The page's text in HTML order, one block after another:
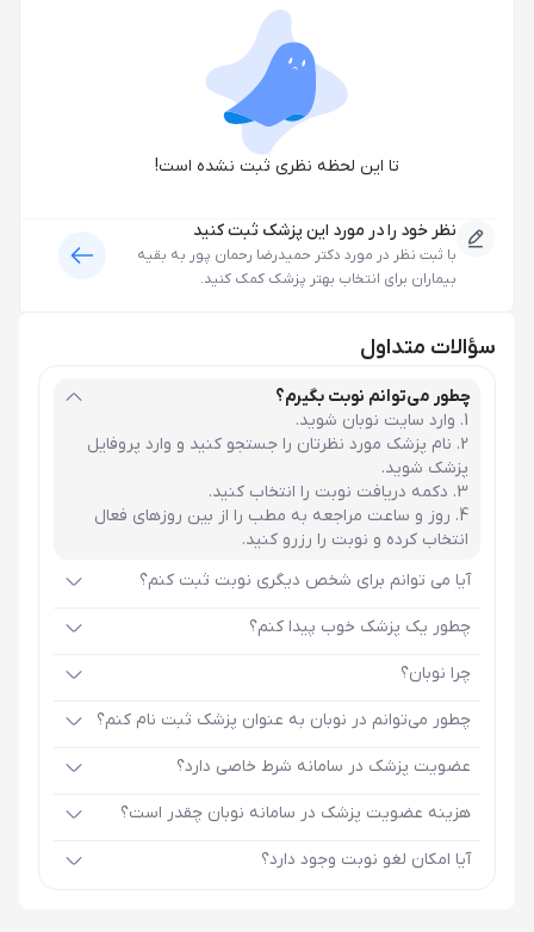
تا این لحظه نظری ثبت نشده است!
نظر خود را در مورد این پزشک ثبت کنید
با ثبت نظر در مورد دکتر حمیدرضا رحمان پور به بقیه
بیماران برای انتخاب بهتر پزشک کمک کنید.
سؤالات متداول
چطور می‌توانم نوبت بگیرم؟
وارد سایت نوبان شوید.
نام پزشک مورد نظرتان را جستجو کنید و وارد پروفایل
پزشک شوید.
دکمه دریافت نوبت را انتخاب کنید.
روز و ساعت مراجعه به مطب را از بین روزهای فعال
انتخاب کرده و نوبت را رزرو کنید.
آیا می توانم برای شخص دیگری نوبت ثبت کنم؟
چطور یک پزشک خوب پیدا کنم؟
چرا نوبان؟
چطور می‌توانم در نوبان به عنوان پزشک ثبت نام کنم؟
عضویت پزشک در سامانه شرط خاصی دارد؟
هزینه عضویت پزشک در سامانه نوبان چقدر است؟
آیا امکان لغو نوبت وجود دارد؟